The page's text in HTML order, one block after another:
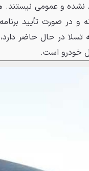
نشده و عمومی
و در صورت تأیید
در حال حاضر
خودرو است.